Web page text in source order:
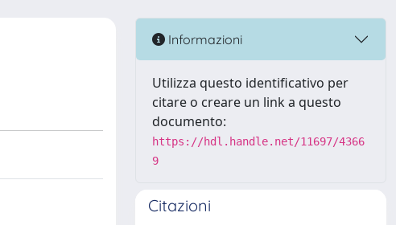
Informazioni
Utilizza questo identificativo per
citare o creare un link a questo
documento:
https://hdl.handle.net/11697/4366
9
Citazioni